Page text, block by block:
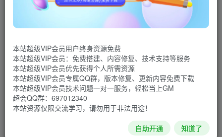
PG插件。
所以自己只精修了PG版本的，ESP的原版没改。
呜呜渣渣。
等到群服结束以后，我再放出PG版本的。
有能力的人士也可以自己修改。目前将一些问题列出来，可
以节约你的时间。
1、自动回收中的高级装备，生效不完美，有能力的一看就
本站超级VIP会员用户终身资源免费
本站超级VIP会员：免费搭建、内容修复、技术支持等服务
本站超级VIP会员优先获得个人所需资源
本站超级VIP会员专属QQ群，版本修复、更新内容免费下载
本站超级VIP会员技术问题一对一服务，轻松当上GM
超会QQ群：697012340
本站资源仅限交流学习，请勿用于非法用途！
自助开通 知道了